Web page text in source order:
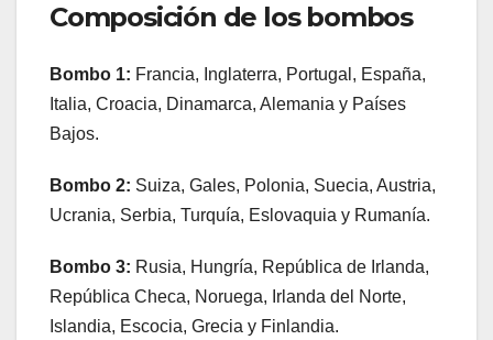
Composición de los bombos
Bombo 1: Francia, Inglaterra, Portugal, España,
Italia, Croacia, Dinamarca, Alemania y Países
Bajos.
Bombo 2: Suiza, Gales, Polonia, Suecia, Austria,
Ucrania, Serbia, Turquía, Eslovaquia y Rumanía.
Bombo 3: Rusia, Hungría, República de Irlanda,
República Checa, Noruega, Irlanda del Norte,
Islandia, Escocia, Grecia y Finlandia.